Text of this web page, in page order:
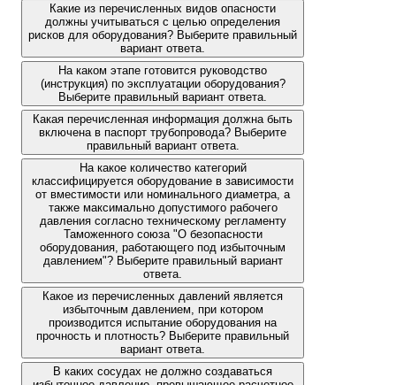
Какие из перечисленных видов опасности
должны учитываться с целью определения
рисков для оборудования? Выберите правильный
вариант ответа.
На каком этапе готовится руководство
(инструкция) по эксплуатации оборудования?
Выберите правильный вариант ответа.
Какая перечисленная информация должна быть
включена в паспорт трубопровода? Выберите
правильный вариант ответа.
На какое количество категорий
классифицируется оборудование в зависимости
от вместимости или номинального диаметра, а
также максимально допустимого рабочего
давления согласно техническому регламенту
Таможенного союза "О безопасности
оборудования, работающего под избыточным
давлением"? Выберите правильный вариант
ответа.
Какое из перечисленных давлений является
избыточным давлением, при котором
производится испытание оборудования на
прочность и плотность? Выберите правильный
вариант ответа.
В каких сосудах не должно создаваться